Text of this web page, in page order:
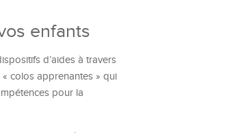
enfants
d’aides à travers
« colos apprenantes » qui
pour la